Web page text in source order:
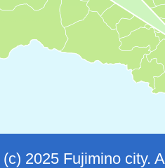
2025 Fujimino city.